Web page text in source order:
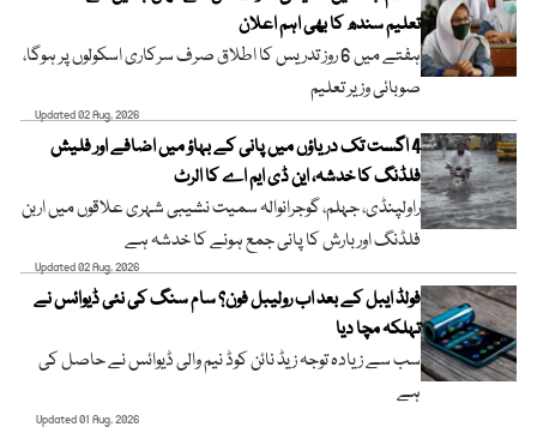
تعلیم سندھ کا بھی اہم اعلان
ہفتے میں 6 روز تدریس کا اطلاق صرف سرکاری اسکولوں پر ہوگا،
صوبائی وزیر تعلیم
Updated 02 Aug, 2026
4 اگست تک دریاؤں میں پانی کے بہاؤ میں اضافے اور فلیش
فلڈنگ کا خدشہ، این ڈی ایم اے کا الرٹ
راولپنڈی، جہلم، گوجرانوالہ سمیت نشیبی شہری علاقوں میں اربن
فلڈنگ اور بارش کا پانی جمع ہونے کا خدشہ ہے
Updated 02 Aug, 2026
فولڈ ایبل کے بعد اب رولیبل فون؟ سام سنگ کی نئی ڈیوائس نے
تہلکہ مچا دیا
سب سے زیادہ توجہ زیڈ نائن کوڈ نیم والی ڈیوائس نے حاصل کی
ہے
Updated 01 Aug, 2026